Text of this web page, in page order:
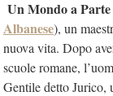
Un Mondo a Parte
Albanese), un
nuova vita. Dopo
scuole romane,
Gentile detto Jurico,